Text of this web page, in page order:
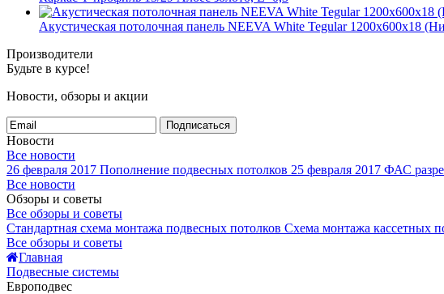
Акустическая потолочная панель NEEVA White Tegular 1200x600x18
Производители
Будьте в курсе!
Новости, обзоры и акции
Подписаться
Новости
Все новости
26 февраля 2017 Пополнение подвесных потолков 25 февраля 2017 ФАС
Все новости
Обзоры и советы
Все обзоры и советы
Стандартная схема монтажа подвесных потолков Схема монтажа кассетных
Все обзоры и советы
Главная
Подвесные системы
Европодвес